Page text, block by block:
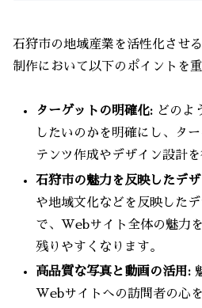
石狩市の地域産業を活性化させ
制作において以下のポイントを
ターゲットの明確化: どのよ
したいのかを明確にし、タ
テンツ作成やデザイン設計
石狩市の魅力を反映したデ
や地域文化などを反映した
で、Webサイト全体の魅力
残りやすくなります。
高品質な写真と動画の活用:
Webサイトへの訪問者の心